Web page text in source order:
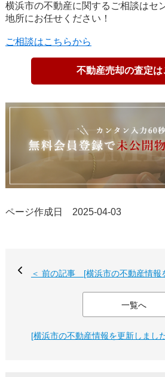
横浜市の不動産に関するご相談はセ
地所にお任せください！
ご相談はこちらから
不動産売却の査定は
ページ作成日 2025-04-03
＜ 前の記事 [横浜市の不動産情報
一覧へ
[横浜市の不動産情報を更新しま